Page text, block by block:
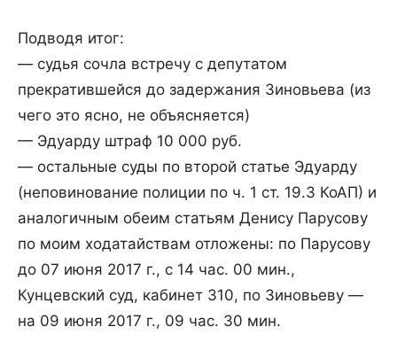
Подводя итог:
— судья сочла встречу с депутатом
прекратившейся до задержания Зиновьева (из
чего это ясно, не объясняется)
— Эдуарду штраф 10 000 руб.
— остальные суды по второй статье Эдуарду
(неповинование полиции по ч. 1 ст. 19.3 КоАП) и
аналогичным обеим статьям Денису Парусову
по моим ходатайствам отложены: по Парусову
до 07 июня 2017 г., с 14 час. 00 мин.,
Кунцевский суд, кабинет 310, по Зиновьеву —
на 09 июня 2017 г., 09 час. 30 мин.